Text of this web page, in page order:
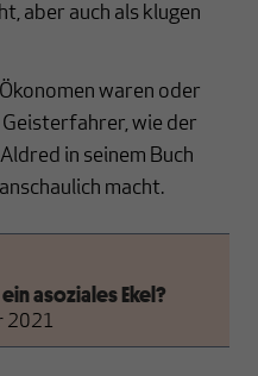
aber auch als klugen
waren oder
wie der
in seinem Buch
macht.
asoziales Ekel?
2021